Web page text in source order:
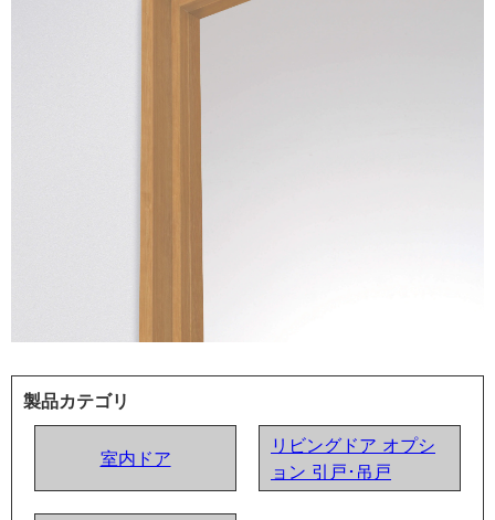
製品カテゴリ
室内ドア
リビングドア オプシ
ョン 引戸･吊戸